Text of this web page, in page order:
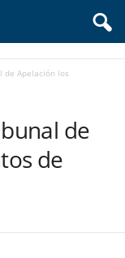
de Apelación los
de
de